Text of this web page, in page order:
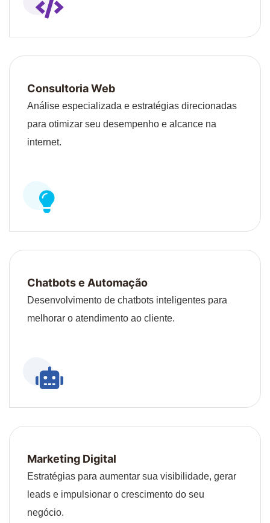
Consultoria Web
Análise especializada e estratégias direcionadas
para otimizar seu desempenho e alcance na
internet.
Chatbots e Automação
Desenvolvimento de chatbots inteligentes para
melhorar o atendimento ao cliente.
Marketing Digital
Estratégias para aumentar sua visibilidade, gerar
leads e impulsionar o crescimento do seu
negócio.